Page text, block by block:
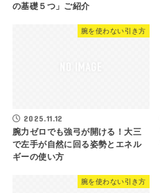
の基礎５つ」ご紹介
腕を使わない引き方
2025.11.12
腕力ゼロでも強弓が開ける！大三
で左手が自然に回る姿勢とエネル
ギーの使い方
腕を使わない引き方